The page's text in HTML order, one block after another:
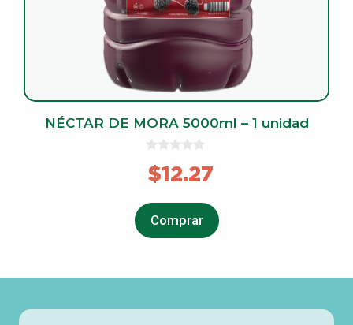
NÉCTAR DE MORA 5000ml – 1 unidad
o
u
o
$12.27
Comprar